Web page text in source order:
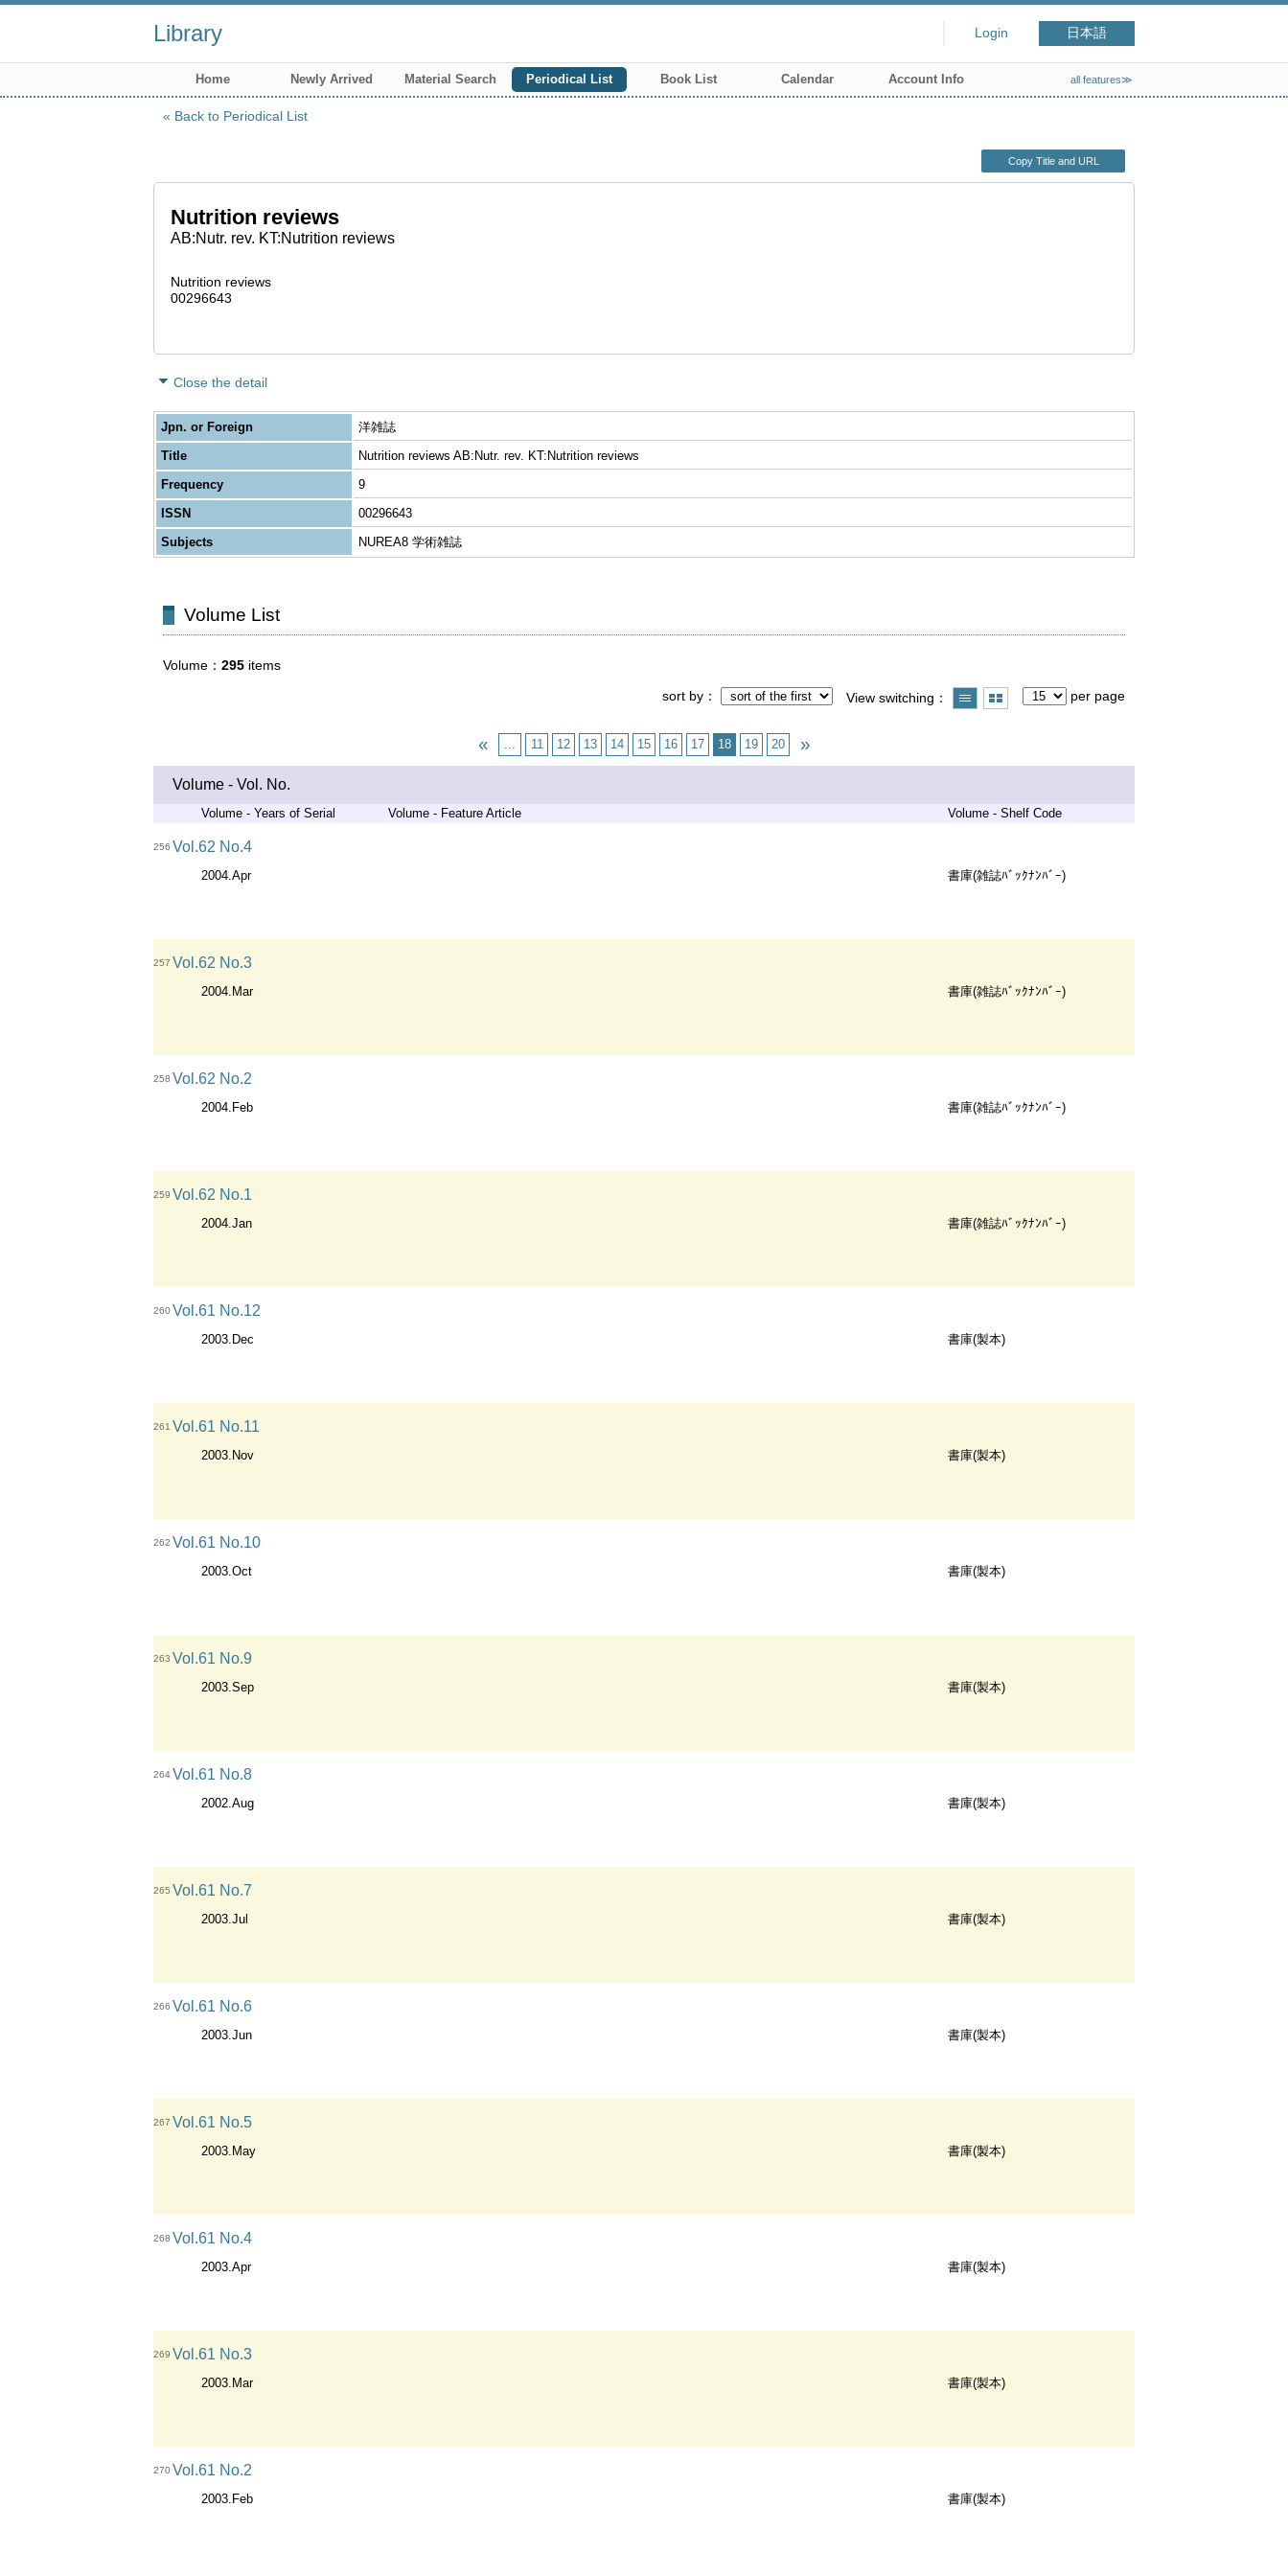
Library Login 日本語
Home Newly Arrived Material Search Periodical List Book List Calendar Account Info all features≫
Back to Periodical List
Copy Title and URL
Nutrition reviews
AB:Nutr. rev. KT:Nutrition reviews
Nutrition reviews
00296643
Close the detail
Jpn. or Foreign
洋雑誌
Title
Nutrition reviews AB:Nutr. rev. KT:Nutrition reviews
Frequency
9
ISSN
00296643
Subjects
NUREA8 学術雑誌
Volume List
Volume 295 items
sort by
View switching per page
... 11 12 13 14 15 16 17 18 19 20
Volume - Vol. No.
Volume - Years of Serial Volume - Feature Article Volume - Shelf Code
256 Vol.62 No.4
2004.Apr 書庫(雑誌ﾊﾞｯｸﾅﾝﾊﾞｰ)
257 Vol.62 No.3
2004.Mar 書庫(雑誌ﾊﾞｯｸﾅﾝﾊﾞｰ)
258 Vol.62 No.2
2004.Feb 書庫(雑誌ﾊﾞｯｸﾅﾝﾊﾞｰ)
259 Vol.62 No.1
2004.Jan 書庫(雑誌ﾊﾞｯｸﾅﾝﾊﾞｰ)
260 Vol.61 No.12
2003.Dec 書庫(製本)
261 Vol.61 No.11
2003.Nov 書庫(製本)
262 Vol.61 No.10
2003.Oct 書庫(製本)
263 Vol.61 No.9
2003.Sep 書庫(製本)
264Vol.61 No.8
2002.Aug 書庫(製本)
265 Vol.61 No.7
2003.Jul 書庫(製本)
266 Vol.61 No.6
2003.Jun 書庫(製本)
267 Vol.61 No.5
2003.May 書庫(製本)
268 Vol.61 No.4
2003.Apr 書庫(製本)
269 Vol.61 No.3
2003.Mar 書庫(製本)
270 Vol.61 No.2
2003.Feb 書庫(製本)